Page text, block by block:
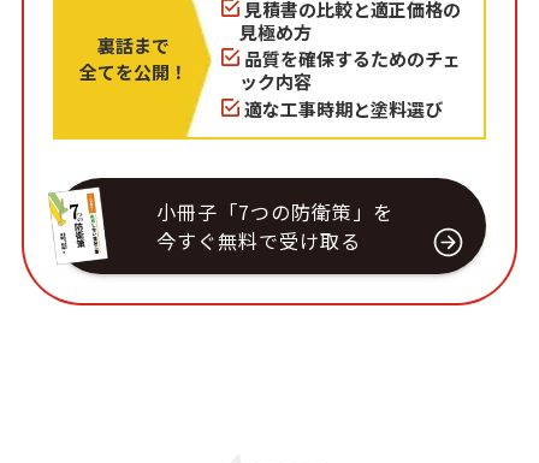
裏話まで
全てを公開！
見積書の比較と適正価格の
見極め方
品質を確保するためのチェ
ック内容
適な工事時期と塗料選び
小冊子「7つの防衛策」を
今すぐ無料で受け取る